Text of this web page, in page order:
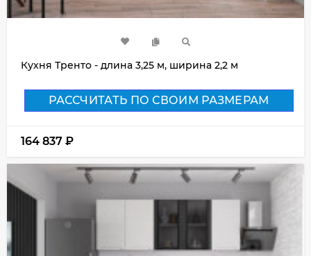
Кухня Тренто - длина 3,25 м, ширина 2,2 м
РАССЧИТАТЬ ПО СВОИМ РАЗМЕРАМ
164 837 ₽